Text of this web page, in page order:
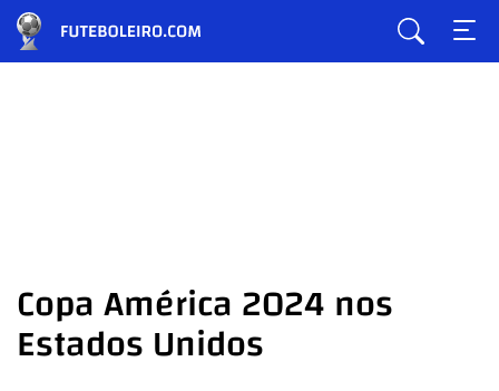
Copa América 2024 nos
Estados Unidos